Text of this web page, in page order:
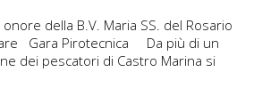
della B.V. Maria SS. del Rosario
Gara Pirotecnica Da più di un
dei pescatori di Castro Marina si